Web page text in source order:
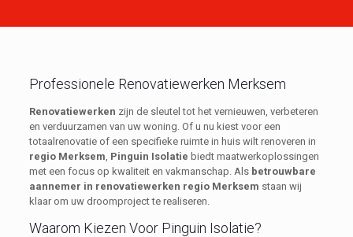
Professionele Renovatiewerken Merksem
Renovatiewerken zijn de sleutel tot het vernieuwen, verbeteren
en verduurzamen van uw woning. Of u nu kiest voor een
totaalrenovatie of een specifieke ruimte in huis wilt renoveren in
regio Merksem Pinguin Isolatie biedt maatwerkoplossingen
met een focus op kwaliteit en vakmanschap. Als betrouwbare
aannemer in renovatiewerken regio Merksem staan wij
klaar om uw droomproject te realiseren.
Waarom Kiezen Voor Pinguin Isolatie?